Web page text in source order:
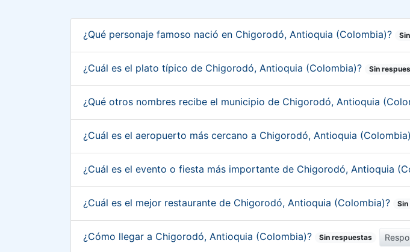
¿Qué personaje famoso nació en Chigorodó, Antioquia (Colombia)?
¿Cuál es el plato típico de Chigorodó, Antioquia (Colombia)? Sin
¿Qué otros nombres recibe el municipio de Chigorodó, Antioquia
¿Cuál es el aeropuerto más cercano a Chigorodó, Antioquia
¿Cuál es el evento o fiesta más importante de Chigorodó, Antioquia
¿Cuál es el mejor restaurante de Chigorodó, Antioquia (Colombia)?
¿Cómo llegar a Chigorodó, Antioquia (Colombia)? Sin respuestas